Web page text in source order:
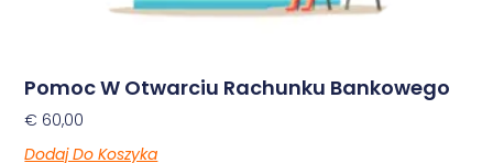
Pomoc W Otwarciu Rachunku Bankowego
€ 60,00
Dodaj Do Koszyka